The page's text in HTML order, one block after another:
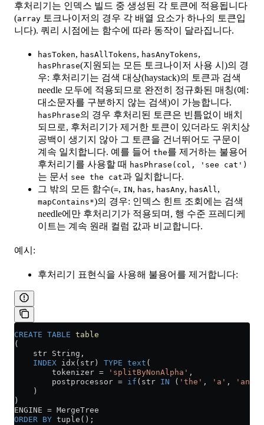
후처리기는 인덱스 빌드 중 생성된 각 토큰에 적용됩니다
(array 토크나이저의 경우 각 배열 요소가 하나의 토큰입
니다). 쿼리 시점에는 함수에 따라 동작이 달라집니다.
hasToken, hasAllTokens, hasAnyTokens,
hasPhrase(지원되는 모든 토크나이저 사용 시)의 경
우: 후처리기는 검색 대상(haystack)의 토큰과 검색
needle 모두에 적용되므로 완전히 정규화된 매칭(예:
대소문자를 구분하지 않는 검색)이 가능합니다.
hasPhrase의 경우 후처리된 토큰은 빈틈없이 배치
되므로, 후처리기가 제거한 토큰이 있더라도 위치상
공백이 생기지 않아 그 토큰을 건너뛰어도 구문이
계속 일치합니다. 예를 들어 the를 제거하는 불용어
후처리기를 사용할 때 hasPhrase(col, 'see cat')
는 문서 see the cat과 일치합니다.
그 밖의 모든 함수(=, IN, has, hasAny, hasAll,
mapContains*)의 경우: 인덱스 힌트 조회에는 검색
needle에만 후처리기가 적용되며, 행 수준 프레디케
이트는 계속 원래 컬럼 값과 비교합니다.
예시:
후처리기 표현식을 사용해 불용어를 제거합니다:
CREATE TABLE table
(
    str String,
    INDEX
idx(str) TYPE text (
        tokenizer
= 'splitByNonAlpha' ,
        postprocessor
= if (str IN ( 'the' , 'a' , 'an'
    )
)
ENGINE = MergeTree
ORDER BY tuple();